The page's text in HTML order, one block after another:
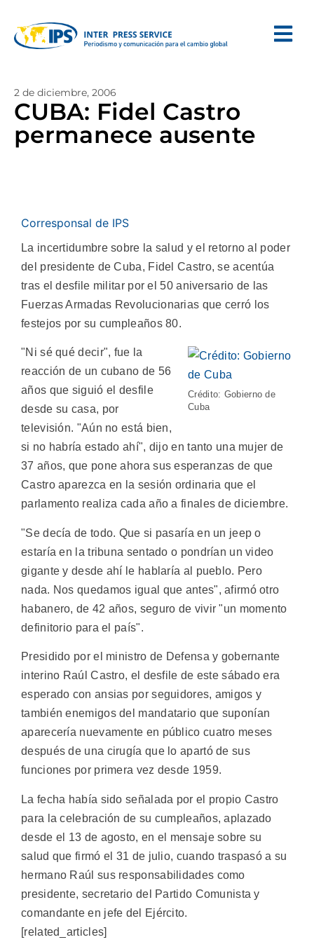
2 de diciembre, 2006
CUBA: Fidel Castro
permanece ausente
Corresponsal de IPS
La incertidumbre sobre la salud y el retorno al poder
del presidente de Cuba, Fidel Castro, se acentúa
tras el desfile militar por el 50 aniversario de las
Fuerzas Armadas Revolucionarias que cerró los
festejos por su cumpleaños 80.
Crédito: Gobierno de
Cuba
"Ni sé qué decir", fue la
reacción de un cubano de 56
años que siguió el desfile
desde su casa, por
televisión. "Aún no está bien,
si no habría estado ahí", dijo en tanto una mujer de
37 años, que pone ahora sus esperanzas de que
Castro aparezca en la sesión ordinaria que el
parlamento realiza cada año a finales de diciembre.
"Se decía de todo. Que si pasaría en un jeep o
estaría en la tribuna sentado o pondrían un video
gigante y desde ahí le hablaría al pueblo. Pero
nada. Nos quedamos igual que antes", afirmó otro
habanero, de 42 años, seguro de vivir "un momento
definitorio para el país".
Presidido por el ministro de Defensa y gobernante
interino Raúl Castro, el desfile de este sábado era
esperado con ansias por seguidores, amigos y
también enemigos del mandatario que suponían
aparecería nuevamente en público cuatro meses
después de una cirugía que lo apartó de sus
funciones por primera vez desde 1959.
La fecha había sido señalada por el propio Castro
para la celebración de su cumpleaños, aplazado
desde el 13 de agosto, en el mensaje sobre su
salud que firmó el 31 de julio, cuando traspasó a su
hermano Raúl sus responsabilidades como
presidente, secretario del Partido Comunista y
comandante en jefe del Ejército.
[related_articles]